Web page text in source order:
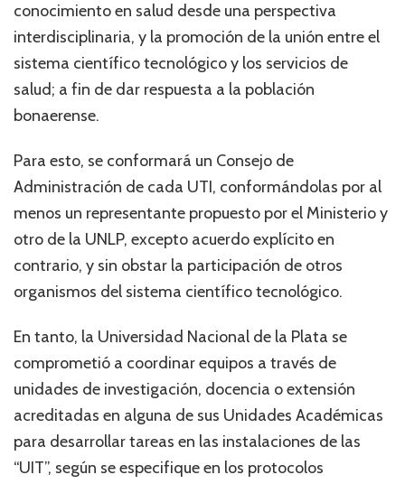
conocimiento en salud desde una perspectiva
interdisciplinaria, y la promoción de la unión entre el
sistema científico tecnológico y los servicios de
salud; a fin de dar respuesta a la población
bonaerense.
Para esto, se conformará un Consejo de
Administración de cada UTI, conformándolas por al
menos un representante propuesto por el Ministerio y
otro de la UNLP, excepto acuerdo explícito en
contrario, y sin obstar la participación de otros
organismos del sistema científico tecnológico.
En tanto, la Universidad Nacional de la Plata se
comprometió a coordinar equipos a través de
unidades de investigación, docencia o extensión
acreditadas en alguna de sus Unidades Académicas
para desarrollar tareas en las instalaciones de las
“UIT”, según se especifique en los protocolos